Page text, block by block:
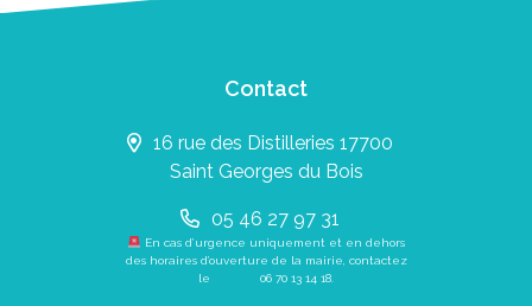
Contact
16 rue des Distilleries 17700
Saint Georges du Bois
05 46 27 97 31
En cas d’urgence uniquement et en dehors
des horaires d’ouverture de la mairie, contactez
le 06 70 13 14 18